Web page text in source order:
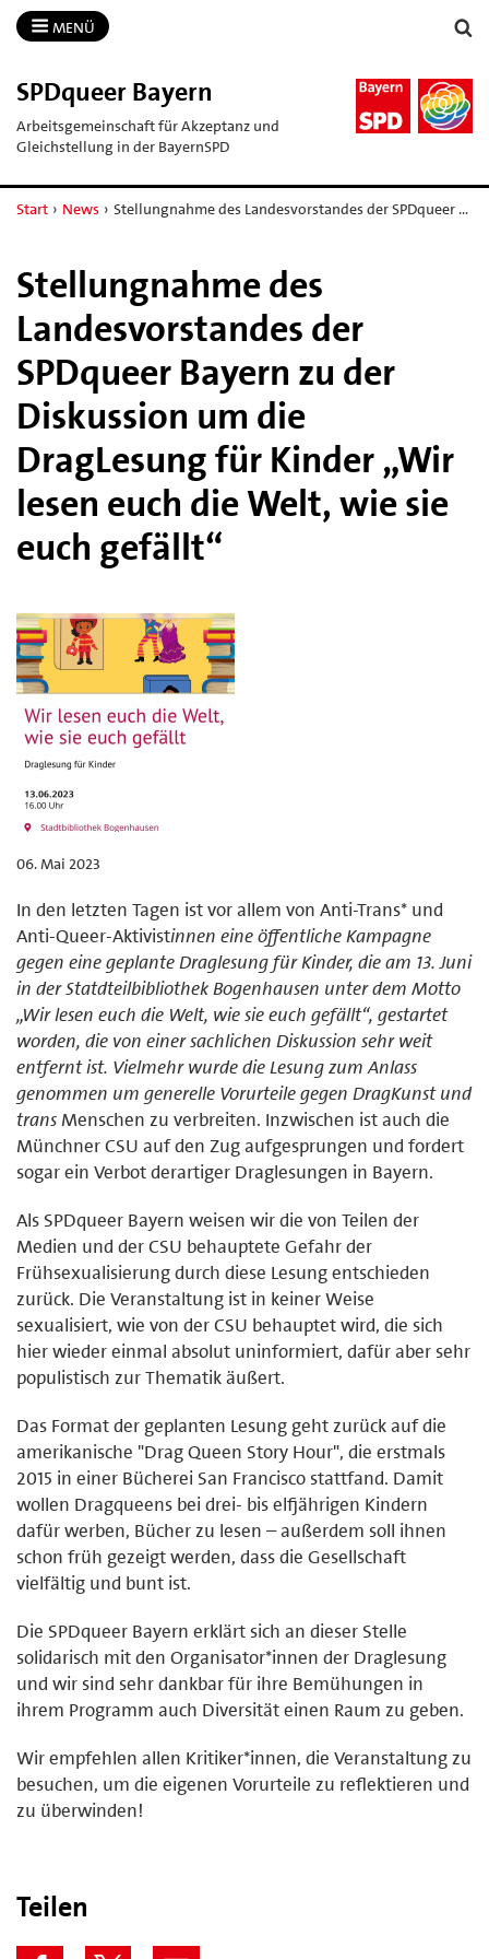
MENÜ
SPDqueer Bayern
Arbeitsgemeinschaft für Akzeptanz und
Gleichstellung in der BayernSPD
Start › News › Stellungnahme des Landesvorstandes der SPDqueer …
Stellungnahme des
Landesvorstandes der
SPDqueer Bayern zu der
Diskussion um die
DragLesung für Kinder „Wir
lesen euch die Welt, wie sie
euch gefällt“
06. Mai 2023
In den letzten Tagen ist vor allem von Anti-Trans* und
Anti-Queer-Aktivistinnen eine öffentliche Kampagne
gegen eine geplante Draglesung für Kinder, die am 13. Juni
in der Statdteilbibliothek Bogenhausen unter dem Motto
„Wir lesen euch die Welt, wie sie euch gefällt“, gestartet
worden, die von einer sachlichen Diskussion sehr weit
entfernt ist. Vielmehr wurde die Lesung zum Anlass
genommen um generelle Vorurteile gegen DragKunst und
trans Menschen zu verbreiten. Inzwischen ist auch die
Münchner CSU auf den Zug aufgesprungen und fordert
sogar ein Verbot derartiger Draglesungen in Bayern.
Als SPDqueer Bayern weisen wir die von Teilen der
Medien und der CSU behauptete Gefahr der
Frühsexualisierung durch diese Lesung entschieden
zurück. Die Veranstaltung ist in keiner Weise
sexualisiert, wie von der CSU behauptet wird, die sich
hier wieder einmal absolut uninformiert, dafür aber sehr
populistisch zur Thematik äußert.
Das Format der geplanten Lesung geht zurück auf die
amerikanische "Drag Queen Story Hour", die erstmals
2015 in einer Bücherei San Francisco stattfand. Damit
wollen Dragqueens bei drei- bis elfjährigen Kindern
dafür werben, Bücher zu lesen – außerdem soll ihnen
schon früh gezeigt werden, dass die Gesellschaft
vielfältig und bunt ist.
Die SPDqueer Bayern erklärt sich an dieser Stelle
solidarisch mit den Organisator*innen der Draglesung
und wir sind sehr dankbar für ihre Bemühungen in
ihrem Programm auch Diversität einen Raum zu geben.
Wir empfehlen allen Kritiker*innen, die Veranstaltung zu
besuchen, um die eigenen Vorurteile zu reflektieren und
zu überwinden!
Teilen